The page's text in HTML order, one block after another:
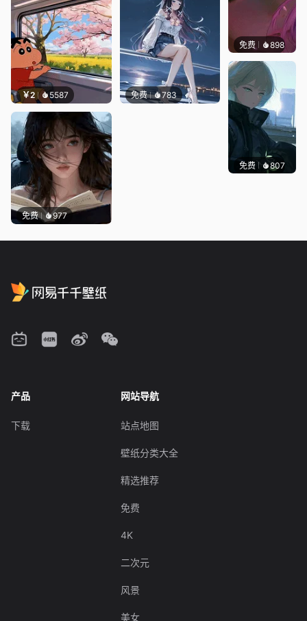
￥2 5587 免费 783
免费 977
免费 898辰东
免费 807辰东
产品
下载
网站导航
站点地图
壁纸分类大全
精选推荐
免费
4K
二次元
风景
美女